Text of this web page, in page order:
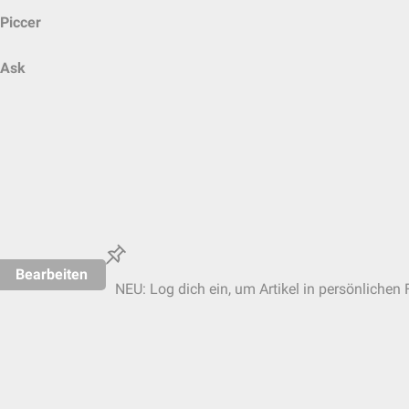
Piccer
Ask
Bearbeiten
NEU: Log dich ein, um Artikel in persönlichen